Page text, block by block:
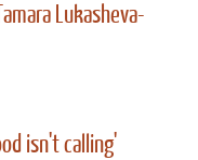
Lukasheva-
isn't calling'